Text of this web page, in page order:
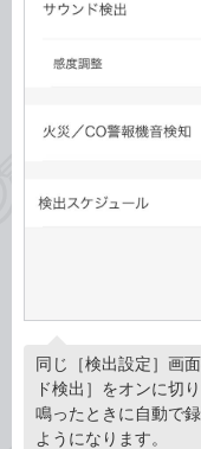
同じ［検出設定］画
ド検出］をオンに切
鳴ったときに自動で
ようになります。